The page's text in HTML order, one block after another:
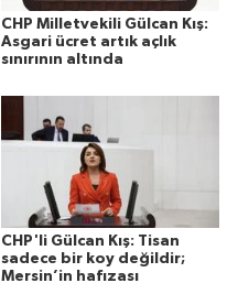
CHP Milletvekili Gülcan Kış:
Asgari ücret artık açlık
sınırının altında
CHP'li Gülcan Kış: Tisan
sadece bir koy değildir;
Mersin’in hafızası